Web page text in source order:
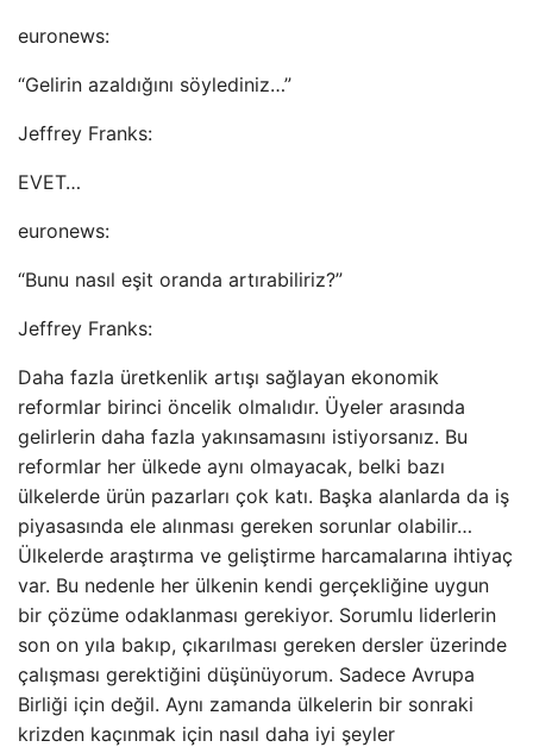
euronews:
“Gelirin azaldığını söylediniz…”
Jeffrey Franks:
EVET…
euronews:
“Bunu nasıl eşit oranda artırabiliriz?”
Jeffrey Franks:
Daha fazla üretkenlik artışı sağlayan ekonomik
reformlar birinci öncelik olmalıdır. Üyeler arasında
gelirlerin daha fazla yakınsamasını istiyorsanız. Bu
reformlar her ülkede aynı olmayacak, belki bazı
ülkelerde ürün pazarları çok katı. Başka alanlarda da iş
piyasasında ele alınması gereken sorunlar olabilir…
Ülkelerde araştırma ve geliştirme harcamalarına ihtiyaç
var. Bu nedenle her ülkenin kendi gerçekliğine uygun
bir çözüme odaklanması gerekiyor. Sorumlu liderlerin
son on yıla bakıp, çıkarılması gereken dersler üzerinde
çalışması gerektiğini düşünüyorum. Sadece Avrupa
Birliği için değil. Aynı zamanda ülkelerin bir sonraki
krizden kaçınmak için nasıl daha iyi şeyler